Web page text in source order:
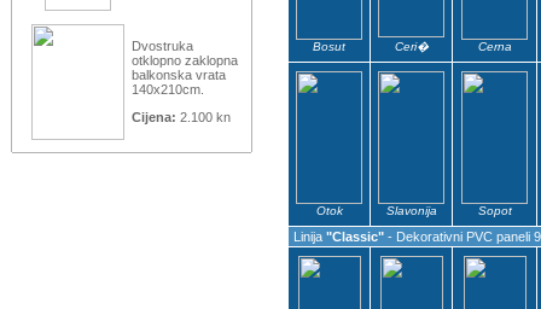
Dvostruka
otklopno zaklopna
balkonska vrata
140x210cm.
Cijena: 2.100 kn
Bosut Ceri� Cerna
Otok Slavonija Sopot
Linija "Classic" - Dekorativni PVC paneli